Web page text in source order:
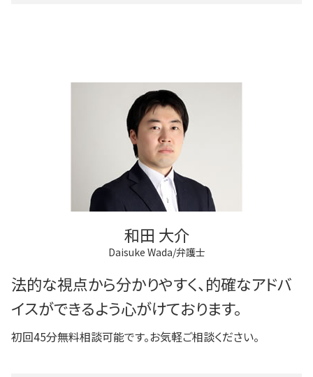
和田 大介
Daisuke Wada/弁護士
法的な視点から分かりやすく、的確なアドバ
イスができるよう心がけております。
初回45分無料相談可能です。お気軽ご相談ください。